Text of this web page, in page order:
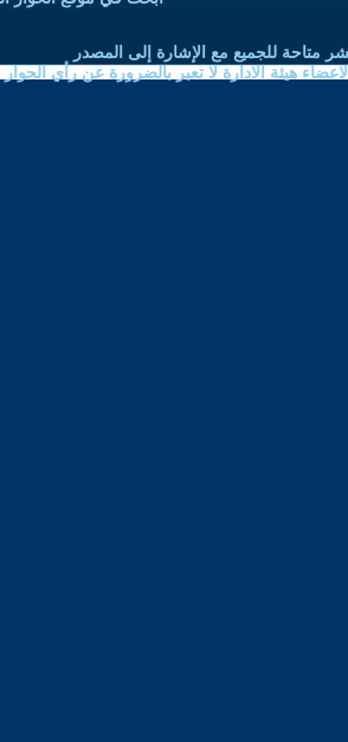
متاحة للجميع مع الإشارة إلى المصدر
هيئة الادارة لا تعبر بالضرورة عن رأي الحوار